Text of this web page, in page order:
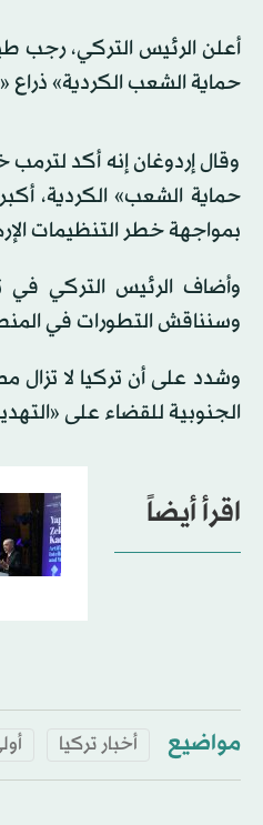
أعلن الرئيس التركي، رجب
حماية الشعب الكردية»
وقال إردوغان إنه أكد لترمب
حماية الشعب» الكردية،
بمواجهة خطر التنظيمات
وأضاف الرئيس التركي
وسنناقش التطورات في
الجنوبية للقضاء على
اقرأ أيضاً
مواضيع أخبار تركيا